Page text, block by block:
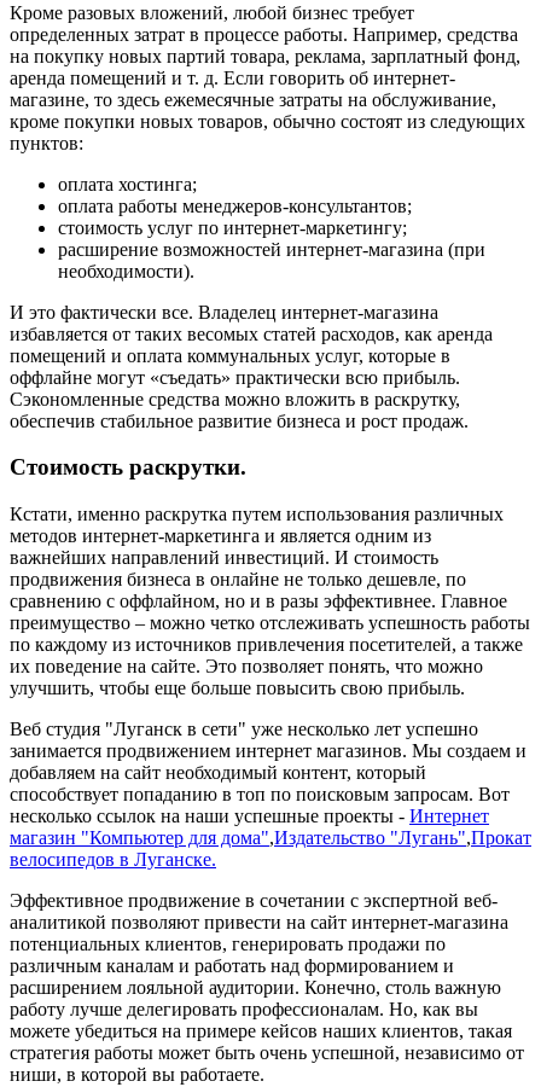
Кроме разовых вложений, любой бизнес требует
определенных затрат в процессе работы. Например, средства
на покупку новых партий товара, реклама, зарплатный фонд,
аренда помещений и т. д. Если говорить об интернет-
магазине, то здесь ежемесячные затраты на обслуживание,
кроме покупки новых товаров, обычно состоят из следующих
пунктов:
оплата хостинга;
оплата работы менеджеров-консультантов;
стоимость услуг по интернет-маркетингу;
расширение возможностей интернет-магазина (при
необходимости).
И это фактически все. Владелец интернет-магазина
избавляется от таких весомых статей расходов, как аренда
помещений и оплата коммунальных услуг, которые в
оффлайне могут «съедать» практически всю прибыль.
Сэкономленные средства можно вложить в раскрутку,
обеспечив стабильное развитие бизнеса и рост продаж.
Стоимость раскрутки.
Кстати, именно раскрутка путем использования различных
методов интернет-маркетинга и является одним из
важнейших направлений инвестиций. И стоимость
продвижения бизнеса в онлайне не только дешевле, по
сравнению с оффлайном, но и в разы эффективнее. Главное
преимущество – можно четко отслеживать успешность работы
по каждому из источников привлечения посетителей, а также
их поведение на сайте. Это позволяет понять, что можно
улучшить, чтобы еще больше повысить свою прибыль.
Веб студия "Луганск в сети" уже несколько лет успешно
занимается продвижением интернет магазинов. Мы создаем и
добавляем на сайт необходимый контент, который
способствует попаданию в топ по поисковым запросам. Вот
несколько ссылок на наши успешные проекты - Интернет
магазин "Компьютер для дома",Издательство "Лугань",Прокат
велосипедов в Луганске.
Эффективное продвижение в сочетании с экспертной веб-
аналитикой позволяют привести на сайт интернет-магазина
потенциальных клиентов, генерировать продажи по
различным каналам и работать над формированием и
расширением лояльной аудитории. Конечно, столь важную
работу лучше делегировать профессионалам. Но, как вы
можете убедиться на примере кейсов наших клиентов, такая
стратегия работы может быть очень успешной, независимо от
ниши, в которой вы работаете.